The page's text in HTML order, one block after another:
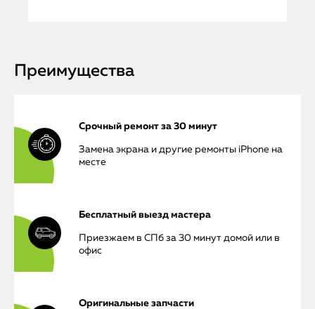
Преимущества
Срочный ремонт за 30 минут
Замена экрана и другие ремонты iPhone на
месте
Бесплатный выезд мастера
Приезжаем в СПб за 30 минут домой или в
офис
Оригинальные запчасти